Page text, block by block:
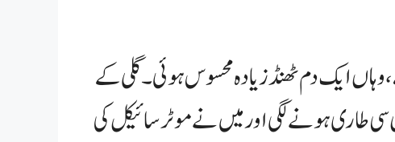
ایک دم ٹھنڈ زیادہ محسوس ہوئی۔ گلی کے
سی طاری ہونے لگی اور میں نے موٹر سائیکل کی